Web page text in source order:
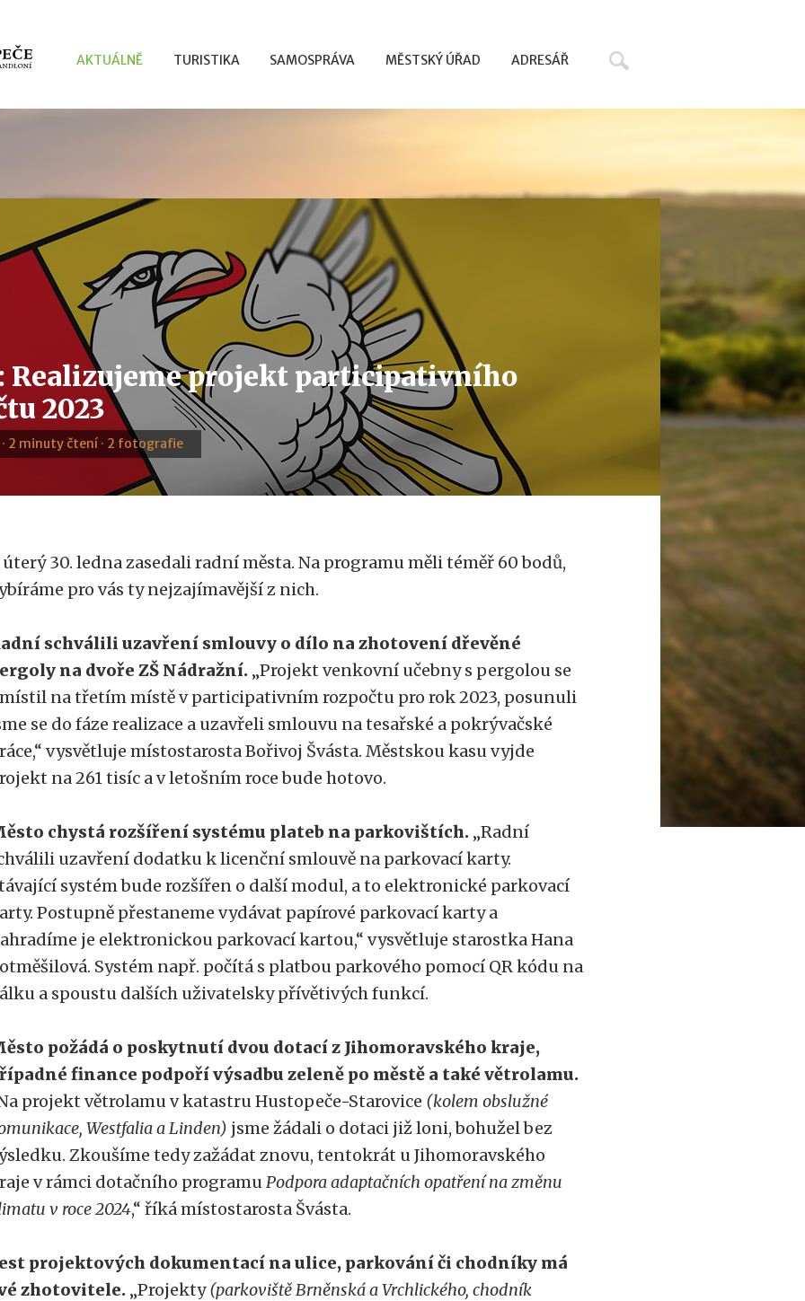
AKTUÁLNĚ TURISTIKA SAMOSPRÁVA MĚSTSKÝ ÚŘAD ADRESÁŘ
Realizujeme projekt participativního
2023
· 2 minuty čtení · 2 fotografie
úterý 30. ledna zasedali radní města. Na programu měli téměř 60 bodů,
pro vás ty nejzajímavější z nich.
schválili uzavření smlouvy o dílo na zhotovení dřevěné
na dvoře ZŠ Nádražní. „Projekt venkovní učebny s pergolou se
na třetím místě v participativním rozpočtu pro rok 2023, posunuli
se do fáze realizace a uzavřeli smlouvu na tesařské a pokrývačské
vysvětluje místostarosta Bořivoj Švásta. Městskou kasu vyjde
na 261 tisíc a v letošním roce bude hotovo.
chystá rozšíření systému plateb na parkovištích. „Radní
uzavření dodatku k licenční smlouvě na parkovací karty.
systém bude rozšířen o další modul, a to elektronické parkovací
Postupně přestaneme vydávat papírové parkovací karty a
je elektronickou parkovací kartou,“ vysvětluje starostka Hana
Systém např. počítá s platbou parkového pomocí QR kódu na
a spoustu dalších uživatelsky přívětivých funkcí.
požádá o poskytnutí dvou dotací z Jihomoravského kraje,
finance podpoří výsadbu zeleně po městě a také větrolamu.
projekt větrolamu v katastru Hustopeče-Starovice (kolem obslužné
Westfalia a Linden) jsme žádali o dotaci již loni, bohužel bez
Zkoušíme tedy zažádat znovu, tentokrát u Jihomoravského
v rámci dotačního programuPodpora adaptačních opatření na změnu
v roce 2024,“ říká místostarosta Švásta.
projektových dokumentací na ulice, parkování či chodníky má
zhotovitele. „Projekty(parkoviště Brněnská a Vrchlického, chodník